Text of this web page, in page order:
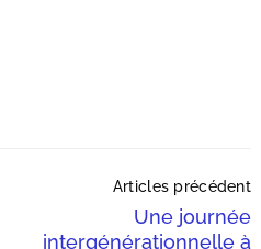
Articles précédent
Une journée
intergénérationnelle à